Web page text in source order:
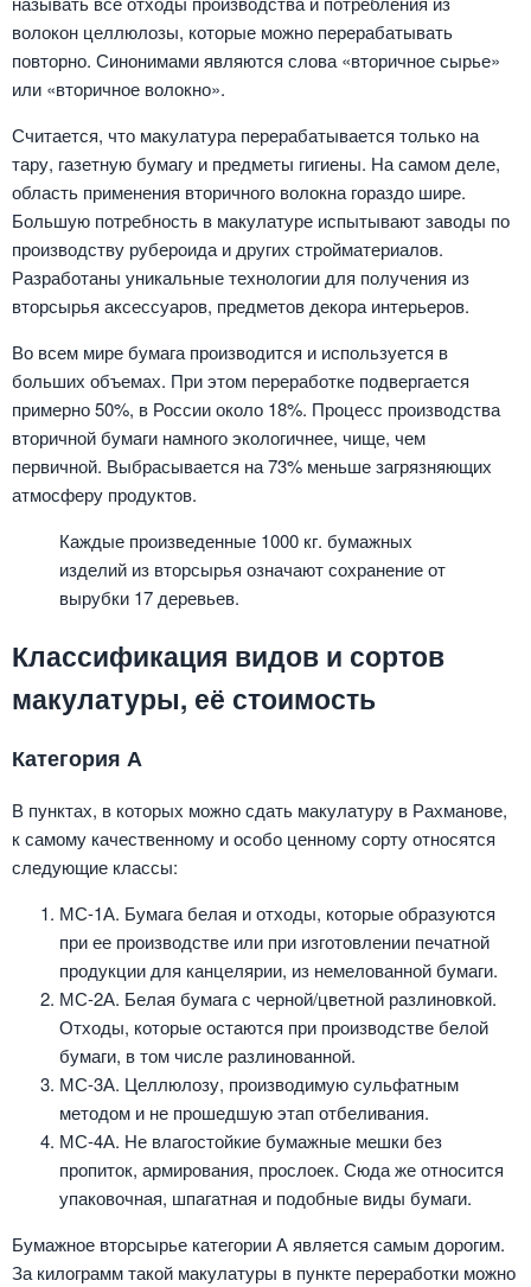
волокон целлюлозы, которые можно перерабатывать
повторно. Синонимами являются слова «вторичное сырье»
или «вторичное волокно».
Считается, что макулатура перерабатывается только на
тару, газетную бумагу и предметы гигиены. На самом деле,
область применения вторичного волокна гораздо шире.
Большую потребность в макулатуре испытывают заводы по
производству рубероида и других стройматериалов.
Разработаны уникальные технологии для получения из
вторсырья аксессуаров, предметов декора интерьеров.
Во всем мире бумага производится и используется в
больших объемах. При этом переработке подвергается
примерно 50%, в России около 18%. Процесс производства
вторичной бумаги намного экологичнее, чище, чем
первичной. Выбрасывается на 73% меньше загрязняющих
атмосферу продуктов.
Каждые произведенные 1000 кг. бумажных
изделий из вторсырья означают сохранение от
вырубки 17 деревьев.
Классификация видов и сортов
макулатуры, её стоимость
Категория А
В пунктах, в которых можно сдать макулатуру в Рахманове,
к самому качественному и особо ценному сорту относятся
следующие классы:
МС-1А. Бумага белая и отходы, которые образуются
при ее производстве или при изготовлении печатной
продукции для канцелярии, из немелованной бумаги.
МС-2А. Белая бумага с черной/цветной разлиновкой.
Отходы, которые остаются при производстве белой
бумаги, в том числе разлинованной.
МС-3А. Целлюлозу, производимую сульфатным
методом и не прошедшую этап отбеливания.
МС-4А. Не влагостойкие бумажные мешки без
пропиток, армирования, прослоек. Сюда же относится
упаковочная, шпагатная и подобные виды бумаги.
Бумажное вторсырье категории А является самым дорогим.
За килограмм такой макулатуры в пункте переработки можно